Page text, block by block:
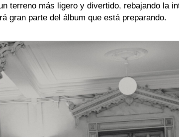
terreno más ligero y divertido, rebajando la
gran parte del álbum que está preparando.